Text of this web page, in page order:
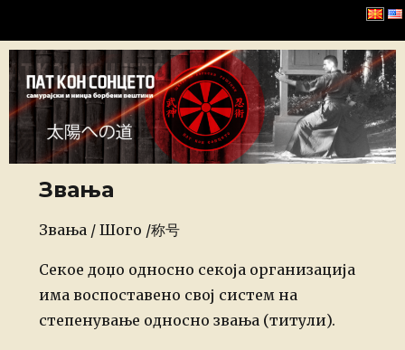
Хомбу Буџинкан
Звања
Posted
Звања / Шого /称号
Секое доџо односно секоја организација
има воспоставено свој систем на
степенување односно звања (титули).